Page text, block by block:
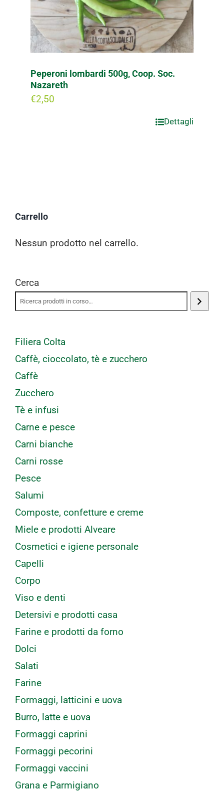
Peperoni lombardi 500g, Coop. Soc.
Nazareth
€2,50
Dettagli
Carrello
Nessun prodotto nel carrello.
Cerca
Filiera Colta
Caffè, cioccolato, tè e zucchero
Caffè
Zucchero
Tè e infusi
Carne e pesce
Carni bianche
Carni rosse
Pesce
Salumi
Composte, confetture e creme
Miele e prodotti Alveare
Cosmetici e igiene personale
Capelli
Corpo
Viso e denti
Detersivi e prodotti casa
Farine e prodotti da forno
Dolci
Salati
Farine
Formaggi, latticini e uova
Burro, latte e uova
Formaggi caprini
Formaggi pecorini
Formaggi vaccini
Grana e Parmigiano